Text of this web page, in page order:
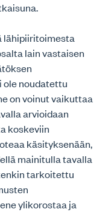
lähipiiritoimesta
lain vastaisen
ole noudatettu
on voinut vaikuttaa
arvioidaan
koskeviin
käsityksenään,
mainitulla tavalla
tarkoitettu
ylikorostaa ja